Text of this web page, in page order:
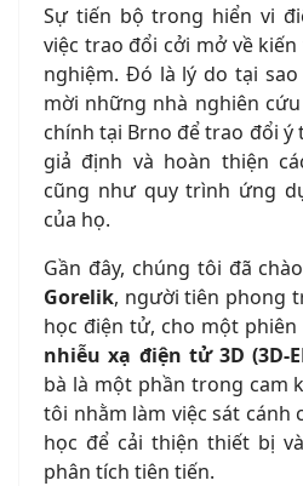
Sự tiến bộ trong hiển vi
việc trao đổi cởi mở về
nghiệm. Đó là lý do tại
mời những nhà nghiên
chính tại Brno để trao đổi ý
giả định và hoàn thiện
cũng như quy trình ứng
của họ.
Gần đây, chúng tôi đã
Gorelik, người tiên phong
học điện tử, cho một
nhiễu xạ điện tử 3D (3D-
bà là một phần trong cam
tôi nhằm làm việc sát cánh
học để cải thiện thiết bị
phân tích tiên tiến.